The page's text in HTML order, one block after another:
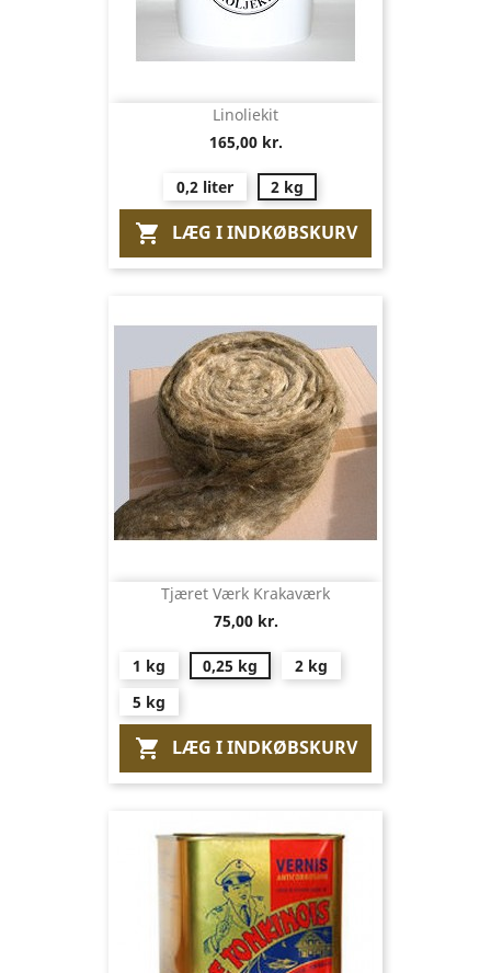
Linoliekit
165,00 kr.
0,2 liter 2 kg
 LÆG I INDKØBSKURV
Tjæret Værk Krakaværk
75,00 kr.
1 kg 0,25 kg
2 kg
5 kg
 LÆG I INDKØBSKURV